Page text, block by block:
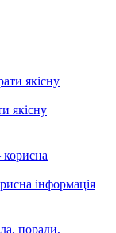
якісну
інформація